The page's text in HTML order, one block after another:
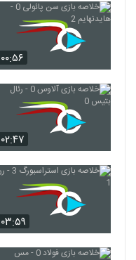
۰۰:۵۶
۰۲:۴۷
۰۳:۵۹